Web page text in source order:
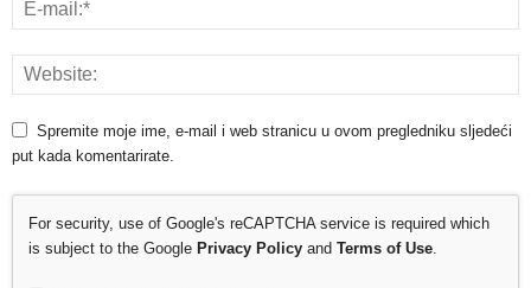
Spremite moje ime, e-mail i web stranicu u ovom pregledniku sljedeći
put kada komentarirate.
For security, use of Google's reCAPTCHA service is required which
is subject to the Google Privacy Policy and Terms of Use.